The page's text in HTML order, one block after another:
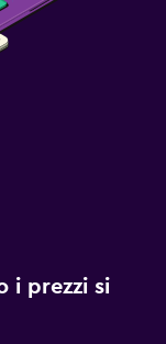
i prezzi si